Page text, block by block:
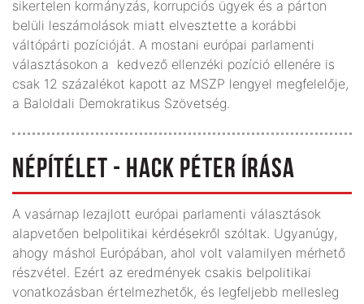
sikertelen kormányzás, korrupciós ügyek és a párton
belüli leszámolások miatt elvesztette a korábbi
váltópárti pozícióját. A mostani európai parlamenti
választásokon a kedvező ellenzéki pozíció ellenére is
csak 12 százalékot kapott az MSZP lengyel megfelelője,
a Baloldali Demokratikus Szövetség.
NÉPÍTÉLET - HACK PÉTER ÍRÁSA
A vasárnap lezajlott európai parlamenti választások
alapvetően belpolitikai kérdésekről szóltak. Ugyanúgy,
ahogy máshol Európában, ahol volt valamilyen mérhető
részvétel. Ezért az eredmények csakis belpolitikai
vonatkozásban értelmezhetők, és legfeljebb mellesleg